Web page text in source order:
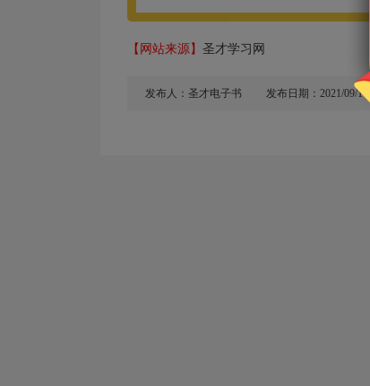
【网站来源】 圣才学习网
发布人：圣才电子书 发布日期：2021/09/14